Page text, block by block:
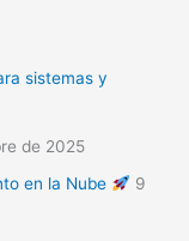
sistemas y
de 2025
en la Nube
9